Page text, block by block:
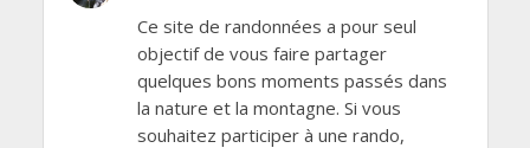
Ce site de randonnées a pour seul
objectif de vous faire partager
quelques bons moments passés dans
la nature et la montagne. Si vous
souhaitez participer à une rando,